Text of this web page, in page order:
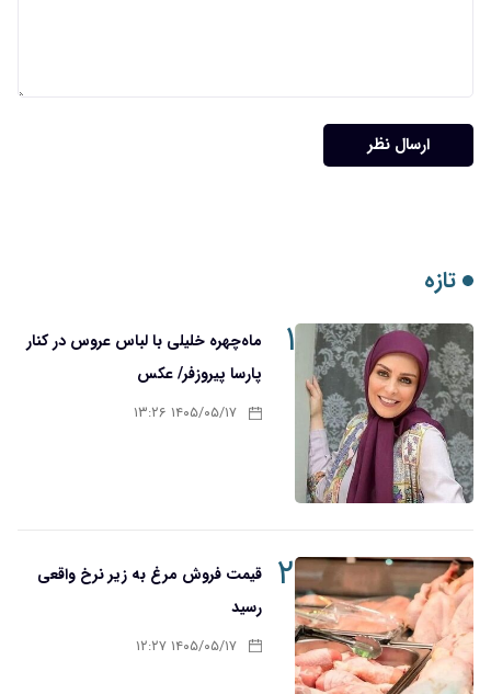
ارسال نظر
تازه
۱
ماه‌چهره خلیلی با لباس عروس در کنار
پارسا پیروزفر/ عکس
۱۴۰۵/۰۵/۱۷ ۱۳:۲۶
۲
قیمت فروش مرغ به زیر نرخ واقعی
رسید
۱۴۰۵/۰۵/۱۷ ۱۲:۲۷